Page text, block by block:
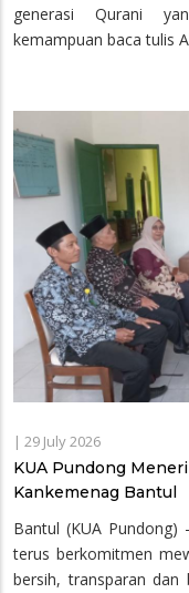
generasi Qurani
kemampuan baca tulis
| 29 July 2026
KUA Pundong
Kankemenag Bantul
Bantul (KUA Pundong)
terus berkomitmen
bersih, transparan dan